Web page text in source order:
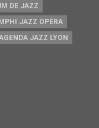
DE JAZZ
JAZZ OPÉRA
JAZZ LYON